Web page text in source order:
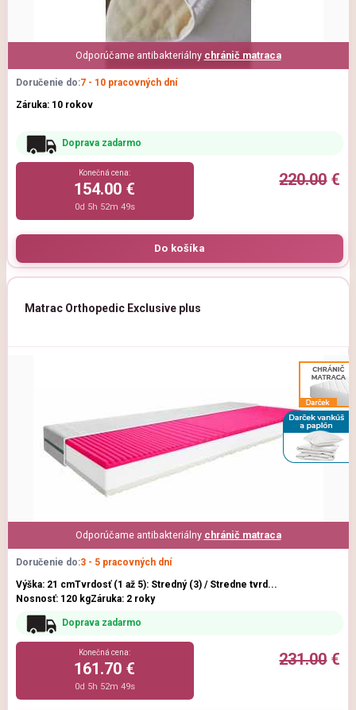
Odporúčame antibakteriálny chránič matraca
Doručenie do:7 - 10 pracovných dní
Záruka: 10 rokov
Doprava zadarmo
220.00€
Konečná cena:
154.00 €
0d 5h 52m 47s
Matrac Orthopedic Exclusive plus
Odporúčame antibakteriálny chránič matraca
Doručenie do:3 - 5 pracovných dní
Výška: 21 cmTvrdosť (1 až 5): Stredný (3) / Stredne tvrd...
Nosnosť: 120 kgZáruka: 2 roky
Doprava zadarmo
231.00€
Konečná cena:
161.70 €
0d 5h 52m 47s